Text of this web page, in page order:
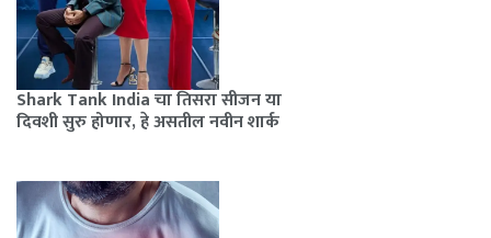
Shark Tank India चा तिसरा सीजन या
दिवशी सुरु होणार, हे असतील नवीन शार्क